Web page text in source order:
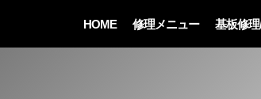
HOME 修理メニュー 基板修